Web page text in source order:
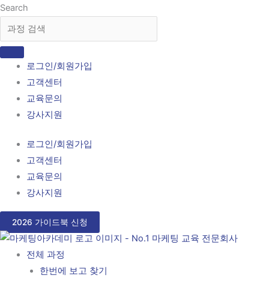
콘
텐
츠
로
Search
로그인/회원가입
고객센터
교육문의
강사지원
로그인/회원가입
고객센터
교육문의
강사지원
2026 가이드북 신청
전체 과정
한번에 보고 찾기